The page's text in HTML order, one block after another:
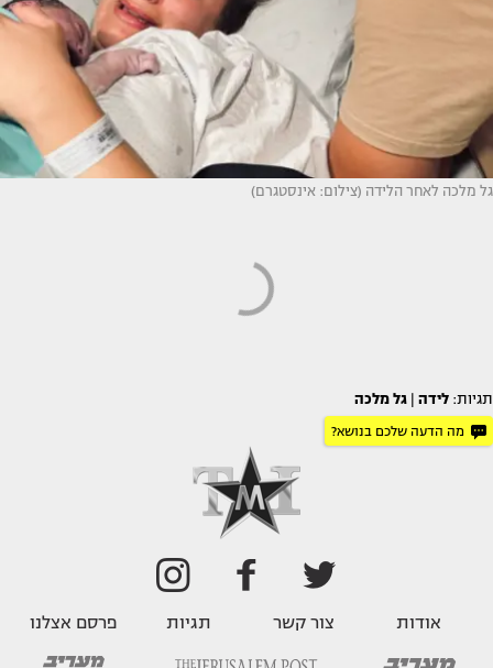
גל מלכה לאחר הלידה (צילום: אינסטגרם)
תגיות: לידה גל מלכה
מה הדעה שלכם בנושא?
אודות צור קשר תגיות פרסם אצלנו